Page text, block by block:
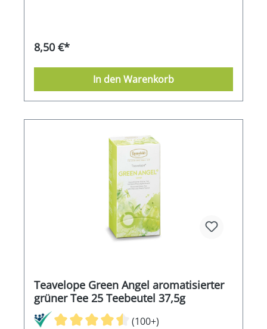
8,50 €*
In den Warenkorb
Teavelope Green Angel aromatisierter
grüner Tee 25 Teebeutel 37,5g
(100+)